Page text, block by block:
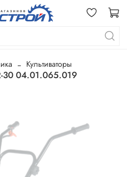
Культиваторы
30 04.01.065.019